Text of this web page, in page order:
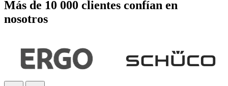
Más de 10 000 clientes confían en
nosotros